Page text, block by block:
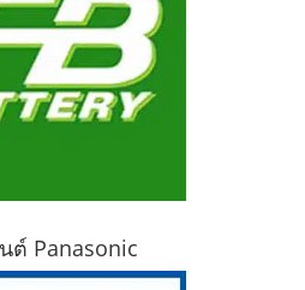
ต์ Panasonic